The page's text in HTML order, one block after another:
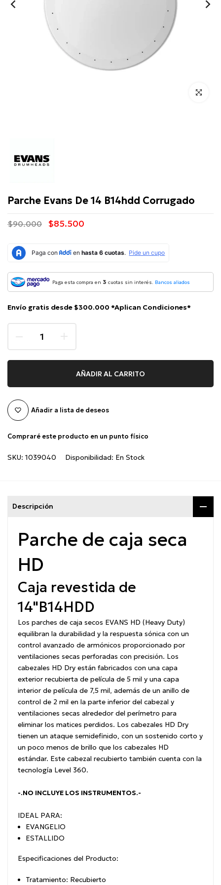
Click para
Parche Evans De 14 B14hdd Corrugado
$90.000 $85.500
Paga esta compra en 3 cuotas sin interés. Bancos aliados
Envío gratis desde $300.000 *Aplican Condiciones*
AÑADIR AL CARRITO
Añadir a lista de deseos
Compraré este producto en un punto físico
SKU: 1039040 Disponibilidad: En Stock
Descripción
Parche de caja seca
HD
Caja revestida de
14"B14HDD
Los parches de caja secos EVANS HD (Heavy Duty)
equilibran la durabilidad y la respuesta sónica con un
control avanzado de armónicos proporcionado por
ventilaciones secas perforadas con precisión. Los
cabezales HD Dry están fabricados con una capa
exterior recubierta de película de 5 mil y una capa
interior de película de 7,5 mil, además de un anillo de
control de 2 mil en la parte inferior del cabezal y
ventilaciones secas alrededor del perímetro para
eliminar los matices perdidos. Los cabezales HD Dry
tienen un ataque semidefinido, con un sostenido corto y
un poco menos de brillo que los cabezales HD
estándar. Este cabezal recubierto también cuenta con la
tecnología Level 360.
-.NO INCLUYE LOS INSTRUMENTOS.-
IDEAL PARA:
EVANGELIO
ESTALLIDO
Especificaciones del Producto:
Tratamiento: Recubierto